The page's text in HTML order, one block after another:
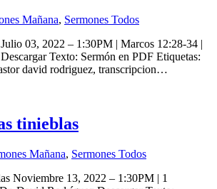
Mañana, Sermones Todos
03, 2022 – 1:30PM | Marcos 12:28-34 |
Texto: Sermón en PDF Etiquetas:
david rodriguez, transcripcion…
tinieblas
Mañana, Sermones Todos
Noviembre 13, 2022 – 1:30PM | 1